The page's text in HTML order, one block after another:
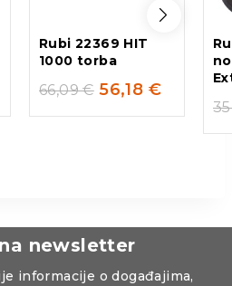
Rubi 22369 HIT
1000 torba
66,09€ 56,18 €
newsletter
informacije o događajima,